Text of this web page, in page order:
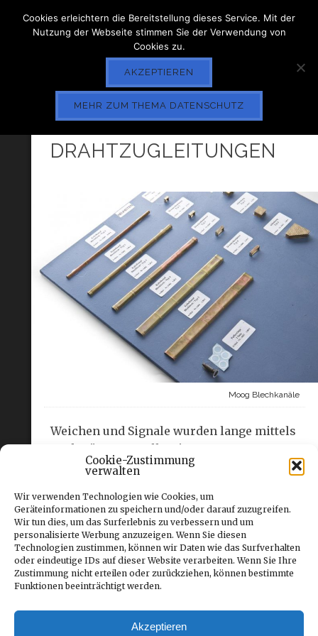
Cookie-Zustimmung
verwalten
Wir verwenden Technologien wie Cookies, um
Geräteinformationen zu speichern und/oder darauf zuzugreifen.
Wir tun dies, um das Surferlebnis zu verbessern und um
personalisierte Werbung anzuzeigen. Wenn Sie diesen
Technologien zustimmen, können wir Daten wie das Surfverhalten
oder eindeutige IDs auf dieser Website verarbeiten. Wenn Sie Ihre
Zustimmung nicht erteilen oder zurückziehen, können bestimmte
Funktionen beeinträchtigt werden.
Akzeptieren
BLECHKANAL FÜR
DRAHTZUGLEITUNGEN
Moog Blechkanäle
Weichen und Signale wurden lange mittels
Drahtzügen gestellt. Die
Drahtzugleitungen werden in verlaufen
geführt. Die Blechkanäle sind je nach
Anzahl der darin verlaufenden Drahtzüge
unterschiedlich breit. Moog bietet diese
Blechkanäle samt Umlenk-Rollenkästen
und fünf Größen. Die vorgebogenen 0,2mm
dicken Messingblech sind ca. 150 mm lang
und kosten je nach Dicke um die 1,- Euro
Cookies erleichtern die Bereitstellung dieses Service. Mit der
Nutzung der Webseite stimmen Sie der Verwendung von
Cookies zu.
AKZEPTIEREN
MEHR ZUM THEMA DATENSCHUTZ